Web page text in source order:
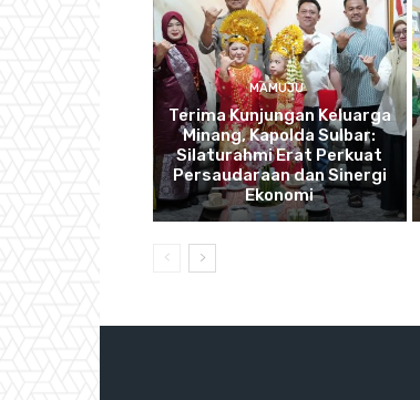
MAMUJU
Terima Kunjungan Keluarga
Minang, Kapolda Sulbar:
Silaturahmi Erat Perkuat
Persaudaraan dan Sinergi
Ekonomi